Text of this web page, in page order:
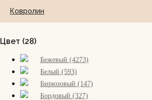
Ковровая плитка
Сопутствующие товары
Ковролин
Цвет (28)
Бежевый (4273)
Белый (593)
Бирюзовый (147)
Бордовый (327)
О компании
Акции